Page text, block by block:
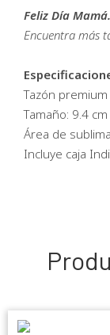
Feliz Día Mamá.
Encuentra más
Tazón
Tamaño: 9.4
Área de
Incluye caja